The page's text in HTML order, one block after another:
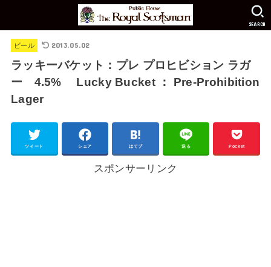
SEARCH
ビール 2013.05.02
ラッキーバケット：プレ プロヒビション ラガ
ー 4.5% Lucky Bucket ： Pre-Prohibition
Lager
ツイート シェア はてブ 送る Pocket
スポンサーリンク